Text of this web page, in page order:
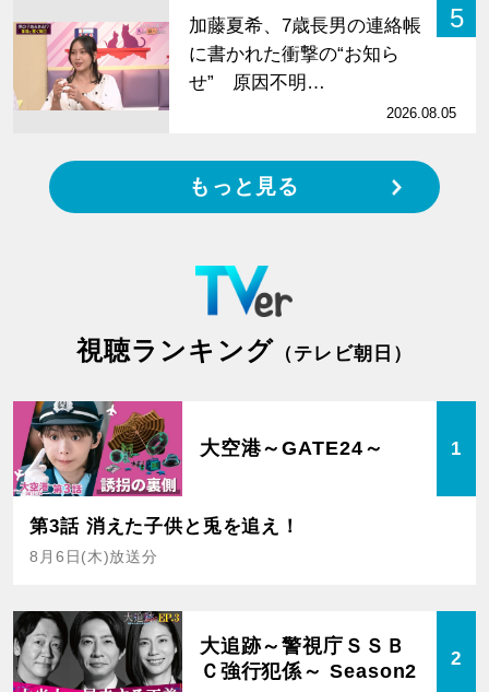
5
加藤夏希、7歳長男の連絡帳
に書かれた衝撃の“お知ら
せ” 原因不明…
2026.08.05
もっと見る
視聴ランキング （テレビ朝日）
大空港～GATE24～ 1
第3話 消えた子供と兎を追え！
8月6日(木)放送分
大追跡～警視庁ＳＳＢ
Ｃ強行犯係～ Season2
2